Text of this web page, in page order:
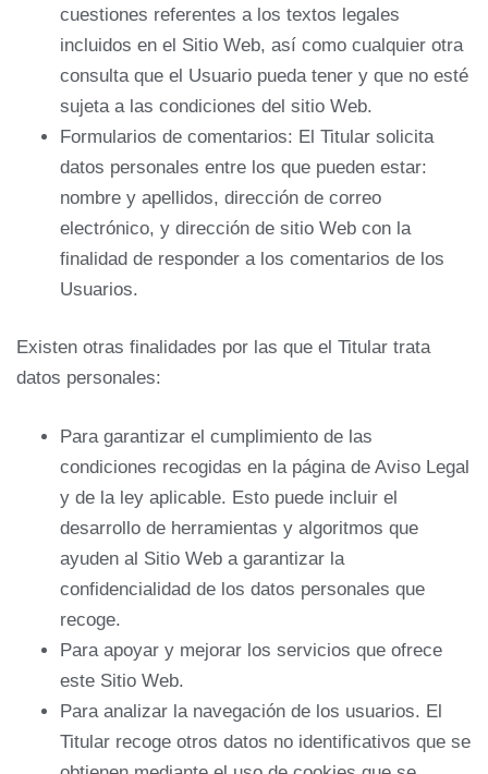
cuestiones referentes a los textos legales
incluidos en el Sitio Web, así como cualquier otra
consulta que el Usuario pueda tener y que no esté
sujeta a las condiciones del sitio Web.
Formularios de comentarios: El Titular solicita
datos personales entre los que pueden estar:
nombre y apellidos, dirección de correo
electrónico, y dirección de sitio Web con la
finalidad de responder a los comentarios de los
Usuarios.
Existen otras finalidades por las que el Titular trata
datos personales:
Para garantizar el cumplimiento de las
condiciones recogidas en la página de Aviso Legal
y de la ley aplicable. Esto puede incluir el
desarrollo de herramientas y algoritmos que
ayuden al Sitio Web a garantizar la
confidencialidad de los datos personales que
recoge.
Para apoyar y mejorar los servicios que ofrece
este Sitio Web.
Para analizar la navegación de los usuarios. El
Titular recoge otros datos no identificativos que se